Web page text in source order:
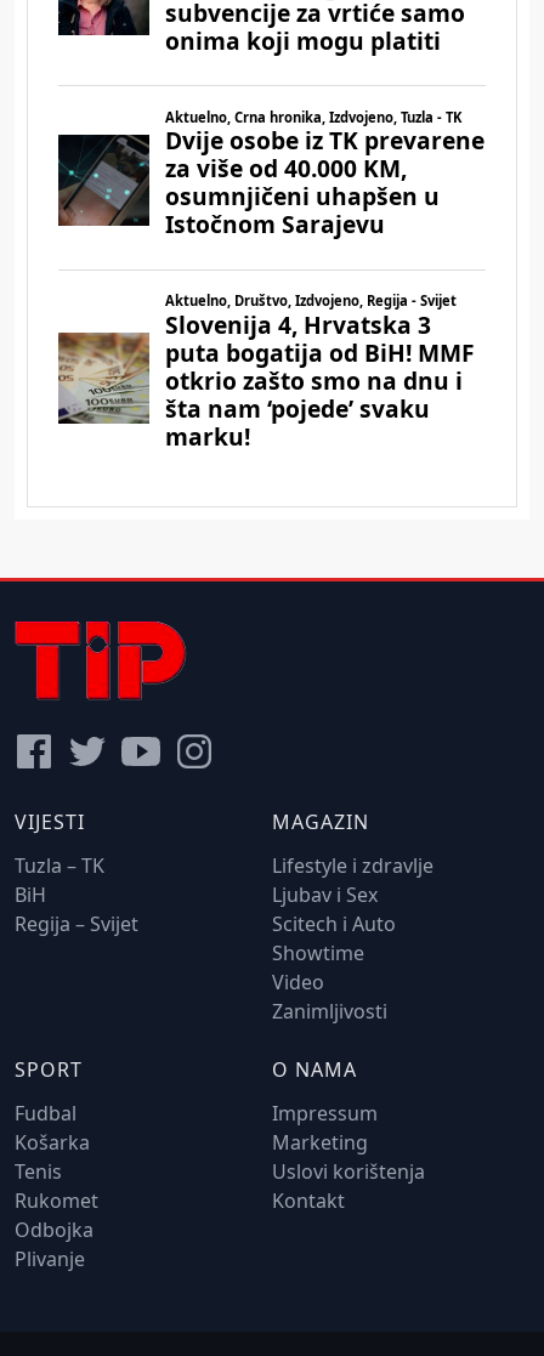
VIJESTI
Tuzla – TK
BiH
Regija – Svijet
MAGAZIN
Lifestyle i zdravlje
Ljubav i Sex
Scitech i Auto
Showtime
Video
Zanimljivosti
SPORT
Fudbal
Košarka
Tenis
Rukomet
Odbojka
Plivanje
O NAMA
Impressum
Marketing
Uslovi korištenja
Kontakt